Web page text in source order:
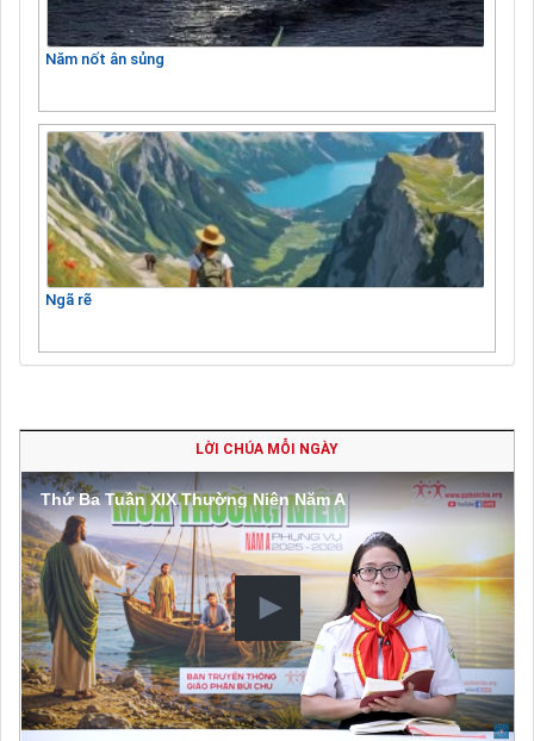
Năm nốt ân sủng
Ngã rẽ
LỜI CHÚA MỖI NGÀY
Thứ Ba Tuần XIX Thường Niên Năm A